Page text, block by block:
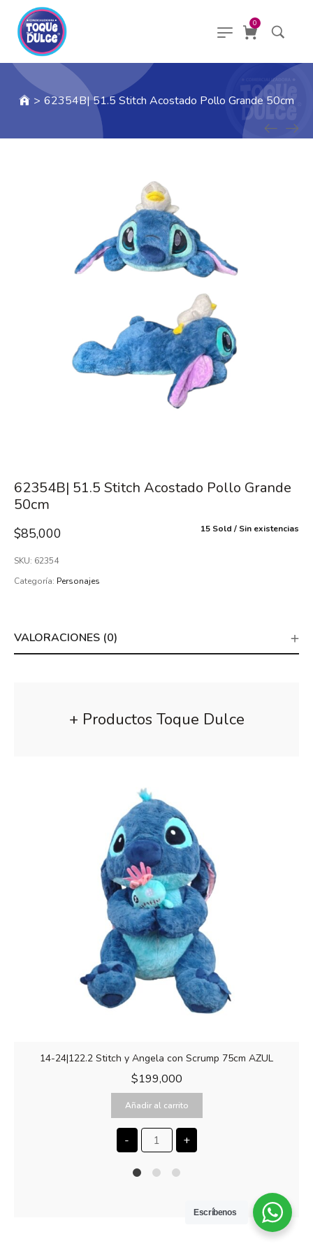
0
> 62354B| 51.5 Stitch Acostado Pollo Grande 50cm
62354B| 51.5 Stitch Acostado Pollo Grande
50cm
15 Sold Sin existencias
$85,000
SKU: 62354
Categoría: Personajes
VALORACIONES (0)
+ Productos Toque Dulce
14-24|122.2 Stitch y Angela con Scrump 75cm AZUL
$199,000
Añadir al carrito
- +
Escríbenos